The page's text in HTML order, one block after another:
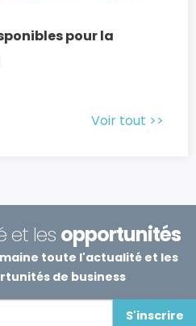
pour la
Voir tout >>
et les opportunités
toute l'actualité et les
de business
S'inscrire